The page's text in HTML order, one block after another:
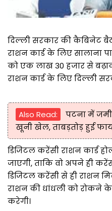
दिल्ली सरकार की कैबिनेट
राशन कार्ड के लिए सालाना
को एक लाख 30 हजार से
राशन कार्ड के लिए दिल्ली
Also Read:
पटना में
खूनी खेल, ताबड़तोड़ हुई
डिजिटल करेंसी राशन कार्ड
जाएगी, ताकि वो अपने ही
डिजिटल करेंसी से ही राशन
राशन की धांधली को रोकने के
करेगी।